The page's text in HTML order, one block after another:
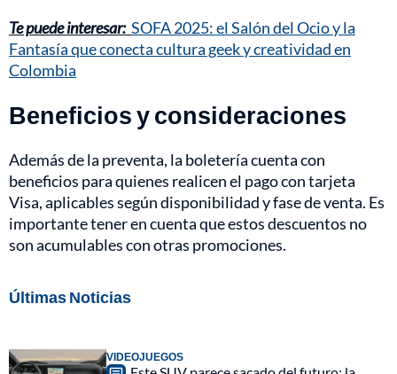
Te puede interesar: SOFA 2025: el Salón del Ocio y la
Fantasía que conecta cultura geek y creatividad en
Colombia
Beneficios y consideraciones
Además de la preventa, la boletería cuenta con
beneficios para quienes realicen el pago con tarjeta
Visa, aplicables según disponibilidad y fase de venta. Es
importante tener en cuenta que estos descuentos no
son acumulables con otras promociones.
Últimas Noticias
VIDEOJUEGOS